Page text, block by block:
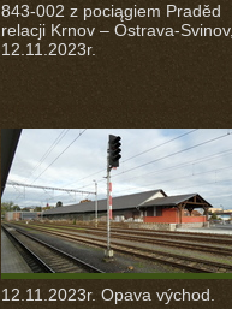
843-002 z pociągiem Praděd
relacji Krnov – Ostrava-Svinov,
12.11.2023r.
12.11.2023r. Opava východ.